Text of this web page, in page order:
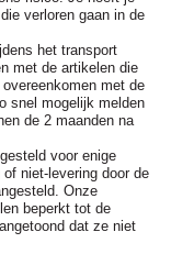
verloren gaan in de
het transport
met de artikelen die
met de
snel mogelijk melden
de 2 maanden na
voor enige
niet-levering door de
Onze
beperkt tot de
dat ze niet